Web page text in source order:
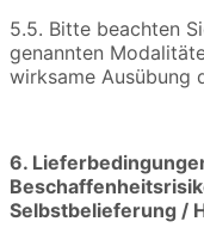
5.5. Bitte beachten
genannten
wirksame Ausübung
6.
Selbstbelieferung /